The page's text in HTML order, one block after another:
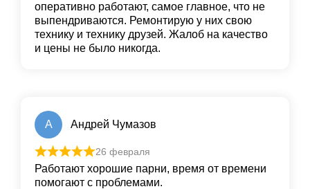
оперативно работают, самое главное, что не
выпендриваются. Ремонтирую у них свою
технику и технику друзей. Жалоб на качество
и цены не было никогда.
А Андрей Чумазов
26 февраля
Работают хорошие парни, время от времени
помогают с проблемами.